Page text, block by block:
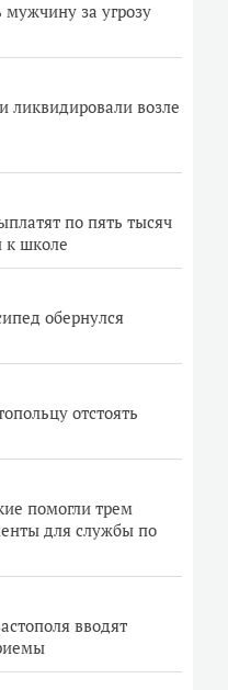
мужчину за угрозу
ликвидировали возле
по пять тысяч
к школе
обернулся
отстоять
помогли трем
для службы по
вводят